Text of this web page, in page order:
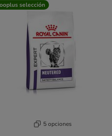
selección
5 opciones